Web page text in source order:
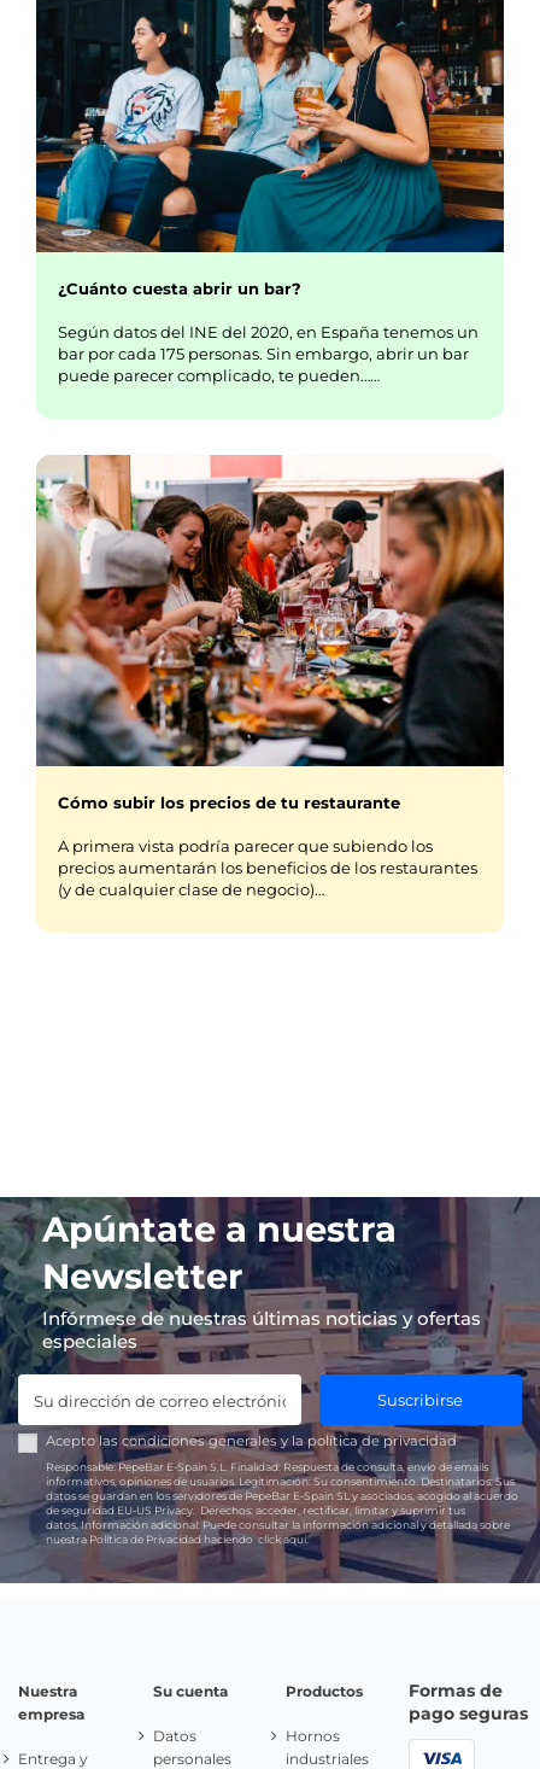
¿Cuánto cuesta abrir un bar?
Según datos del INE del 2020, en España tenemos un
bar por cada 175 personas. Sin embargo, abrir un bar
puede parecer complicado, te pueden……
Cómo subir los precios de tu restaurante
A primera vista podría parecer que subiendo los
precios aumentarán los beneficios de los restaurantes
(y de cualquier clase de negocio)…
Apúntate a nuestra
Newsletter
Infórmese de nuestras últimas noticias y ofertas
especiales
Suscribirse
Acepto las condiciones generales y lapolítica de privacidad
Responsable:PepeBar E-Spain S.L. Finalidad: Respuesta de consulta, envío de emails
informativos, opiniones de usuarios. Legitimación: Su consentimiento. Destinatarios:Sus
datos se guardan en los servidores de PepeBar E-Spain SL y asociados, acogido al acuerdo
de seguridad EU-US Privacy.
Derechos: acceder, rectificar, limitar y suprimir tus
datos.Información adicional:Puede consultar la información adicional y detallada sobre
nuestra Política de Privacidad haciendoclick aquí.
Nuestra
empresa
Entrega y
Su cuenta
Datos
personales
Productos
Hornos
industriales
Formas de
pago seguras